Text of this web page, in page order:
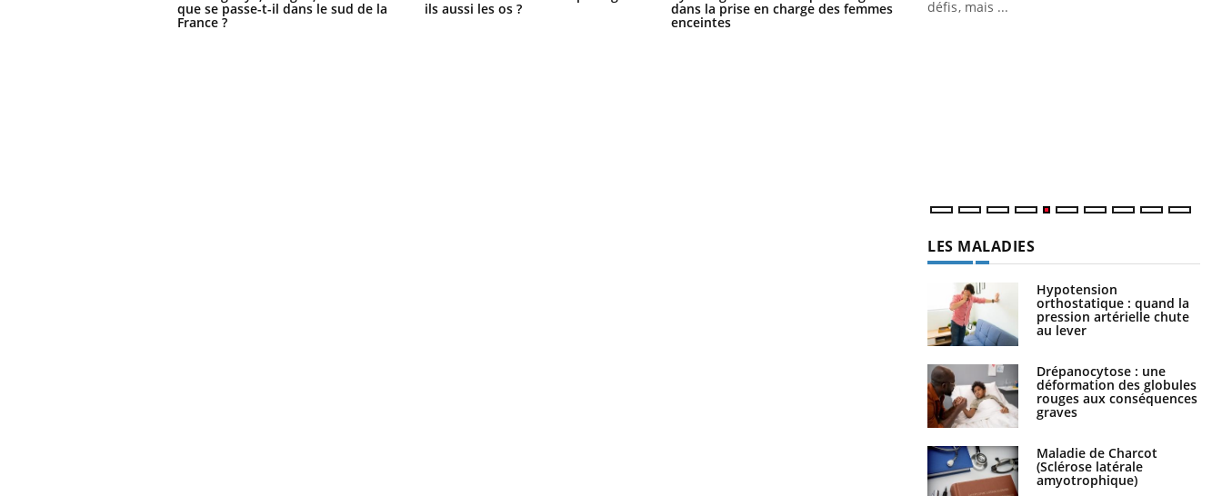
que se passe-t-il dans le sud de la
France ?
ils aussi les os ? dans la prise en charge des femmes
enceintes
la nuit ?
patients comme parfois chez les soignants. soleil, activités en plein air… Nos mains
défis, mais ...
LES MALADIES
Hypotension
orthostatique : quand la
pression artérielle chute
au lever
Drépanocytose : une
déformation des globules
rouges aux conséquences
graves
Maladie de Charcot
(Sclérose latérale
amyotrophique)